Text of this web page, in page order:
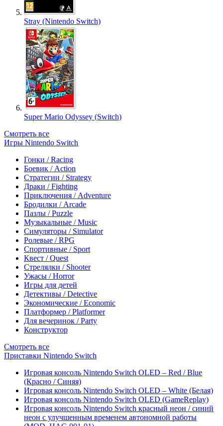
Stray (Nintendo Switch)
Super Mario Odyssey (Switch)
Смотреть все
Игры Nintendo Switch
Гонки / Racing
Боевик / Action
Стратегии / Strategy
Драки / Fighting
Приключения / Adventure
Бродилки / Arcade
Пазлы / Puzzle
Музыкальные / Music
Симуляторы / Simulator
Ролевые / RPG
Спортивные / Sport
Квест / Quest
Стрелялки / Shooter
Ужасы / Horror
Игры для детей
Детективы / Detective
Экономические / Economic
Платформер / Platformer
Для вечеринок / Party
Конструктор
Смотреть все
Приставки Nintendo Switch
Игровая консоль Nintendo Switch OLED – Red / Blue
(Красно / Синяя)
Игровая консоль Nintendo Switch OLED – White (Белая)
Игровая консоль Nintendo Switch OLED (GameReplay)
Игровая консоль Nintendo Switch красный неон / синий
неон с улучшенным временем автономной работы